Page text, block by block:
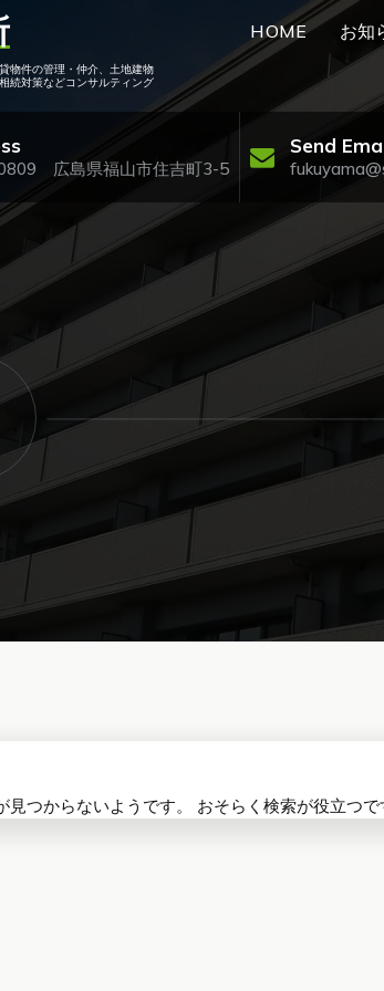
物件の管理・仲介、土地建物
続対策などコンサルティング
HOME お知
広島県福山市住吉町3-5
Send
見つからないようです。 おそらく検索が役立つで